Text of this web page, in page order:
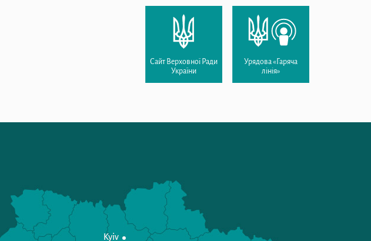
Сайт Верховної Ради
України
Урядова «Гаряча
лінія»